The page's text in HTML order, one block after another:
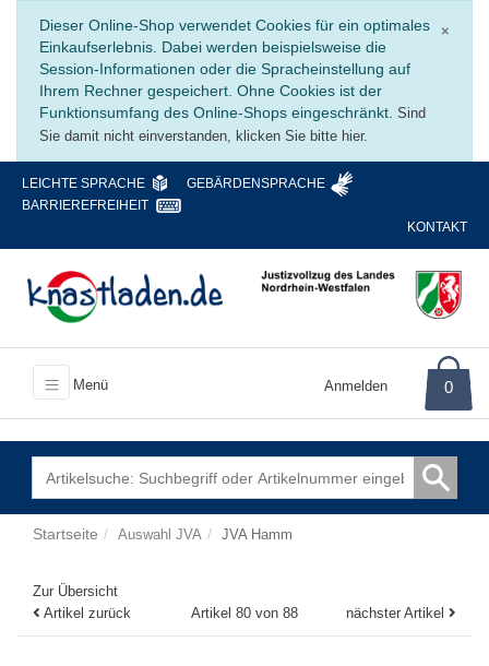
×
Dieser Online-Shop verwendet Cookies für ein optimales
Einkaufserlebnis. Dabei werden beispielsweise die
Session-Informationen oder die Spracheinstellung auf
Ihrem Rechner gespeichert. Ohne Cookies ist der
Funktionsumfang des Online-Shops eingeschränkt. Sind
Sie damit nicht einverstanden, klicken Sie bitte hier.
LEICHTE SPRACHE
GEBÄRDENSPRACHE
BARRIEREFREIHEIT
KONTAKT
Menü Anmelden 0
Startseite Auswahl JVA JVA Hamm
Zur Übersicht
Artikel zurück
Artikel 80 von 88 nächster Artikel